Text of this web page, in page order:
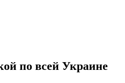
по всей Украине